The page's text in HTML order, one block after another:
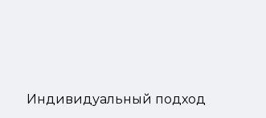
Индивидуальный подход